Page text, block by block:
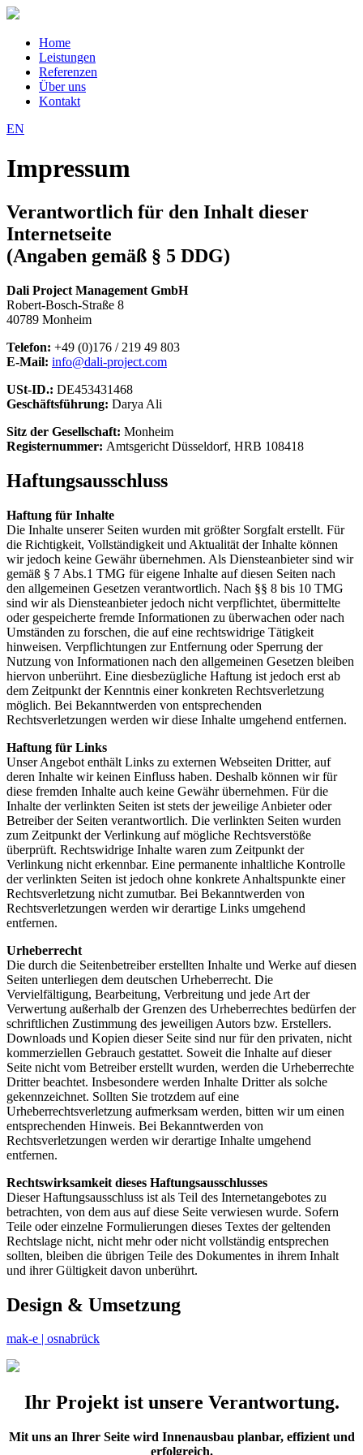
Home
Leistungen
Referenzen
Über uns
Kontakt
EN
Impressum
Verantwortlich für den Inhalt dieser
Internetseite
(Angaben gemäß § 5 DDG)
Dali Project Management GmbH
Robert-Bosch-Straße 8
40789 Monheim
Telefon: +49 (0)176 / 219 49 803
E-Mail: info@dali-project.com
USt-ID.: DE453431468
Geschäftsführung: Darya Ali
Sitz der Gesellschaft: Monheim
Registernummer: Amtsgericht Düsseldorf, HRB 108418
Haftungsausschluss
Haftung für Inhalte
Die Inhalte unserer Seiten wurden mit größter Sorgfalt erstellt. Für
die Richtigkeit, Vollständigkeit und Aktualität der Inhalte können
wir jedoch keine Gewähr übernehmen. Als Diensteanbieter sind wir
gemäß § 7 Abs.1 TMG für eigene Inhalte auf diesen Seiten nach
den allgemeinen Gesetzen verantwortlich. Nach §§ 8 bis 10 TMG
sind wir als Diensteanbieter jedoch nicht verpflichtet, übermittelte
oder gespeicherte fremde Informationen zu überwachen oder nach
Umständen zu forschen, die auf eine rechtswidrige Tätigkeit
hinweisen. Verpflichtungen zur Entfernung oder Sperrung der
Nutzung von Informationen nach den allgemeinen Gesetzen bleiben
hiervon unberührt. Eine diesbezügliche Haftung ist jedoch erst ab
dem Zeitpunkt der Kenntnis einer konkreten Rechtsverletzung
möglich. Bei Bekanntwerden von entsprechenden
Rechtsverletzungen werden wir diese Inhalte umgehend entfernen.
Haftung für Links
Unser Angebot enthält Links zu externen Webseiten Dritter, auf
deren Inhalte wir keinen Einfluss haben. Deshalb können wir für
diese fremden Inhalte auch keine Gewähr übernehmen. Für die
Inhalte der verlinkten Seiten ist stets der jeweilige Anbieter oder
Betreiber der Seiten verantwortlich. Die verlinkten Seiten wurden
zum Zeitpunkt der Verlinkung auf mögliche Rechtsverstöße
überprüft. Rechtswidrige Inhalte waren zum Zeitpunkt der
Verlinkung nicht erkennbar. Eine permanente inhaltliche Kontrolle
der verlinkten Seiten ist jedoch ohne konkrete Anhaltspunkte einer
Rechtsverletzung nicht zumutbar. Bei Bekanntwerden von
Rechtsverletzungen werden wir derartige Links umgehend
entfernen.
Urheberrecht
Die durch die Seitenbetreiber erstellten Inhalte und Werke auf diesen
Seiten unterliegen dem deutschen Urheberrecht. Die
Vervielfältigung, Bearbeitung, Verbreitung und jede Art der
Verwertung außerhalb der Grenzen des Urheberrechtes bedürfen der
schriftlichen Zustimmung des jeweiligen Autors bzw. Erstellers.
Downloads und Kopien dieser Seite sind nur für den privaten, nicht
kommerziellen Gebrauch gestattet. Soweit die Inhalte auf dieser
Seite nicht vom Betreiber erstellt wurden, werden die Urheberrechte
Dritter beachtet. Insbesondere werden Inhalte Dritter als solche
gekennzeichnet. Sollten Sie trotzdem auf eine
Urheberrechtsverletzung aufmerksam werden, bitten wir um einen
entsprechenden Hinweis. Bei Bekanntwerden von
Rechtsverletzungen werden wir derartige Inhalte umgehend
entfernen.
Rechtswirksamkeit dieses Haftungsausschlusses
Dieser Haftungsausschluss ist als Teil des Internetangebotes zu
betrachten, von dem aus auf diese Seite verwiesen wurde. Sofern
Teile oder einzelne Formulierungen dieses Textes der geltenden
Rechtslage nicht, nicht mehr oder nicht vollständig entsprechen
sollten, bleiben die übrigen Teile des Dokumentes in ihrem Inhalt
und ihrer Gültigkeit davon unberührt.
Design & Umsetzung
mak-e | osnabrück
Ihr Projekt ist unsere Verantwortung.
Mit uns an Ihrer Seite wird Innenausbau planbar, effizient und
erfolgreich.